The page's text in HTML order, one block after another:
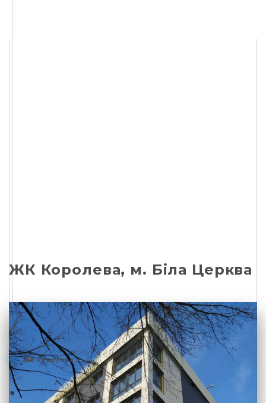
ЖК Королева, м. Біла Церква
ЖК Королева
ЖК Королева
ЖК Королева